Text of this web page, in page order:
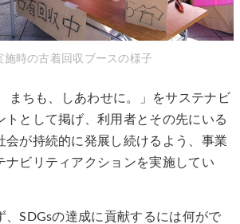
施時の古着回収ブースの様子
まちも、しあわせに。」をサステナビ
トとして掲げ、利用者とその先にいる
会が持続的に発展し続けるよう、事業
ナビリティアクションを実施してい
、SDGsの達成に貢献するには何がで